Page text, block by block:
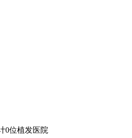
0位植发医院